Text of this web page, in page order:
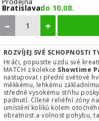
Bratislava:do 10.08.
– +
ROZVÍJEJ SVÉ SCHOPNOSTI
Hráči, popusťte uzdu své
MATCH z kolekce Showtime
nastupovat i přední světové
měkkému, lehkému
středně vysokému střihu
padnutí. Cílené reliéfní zóny
umístění kolíků kolem
obratnost a volnost pohybu,